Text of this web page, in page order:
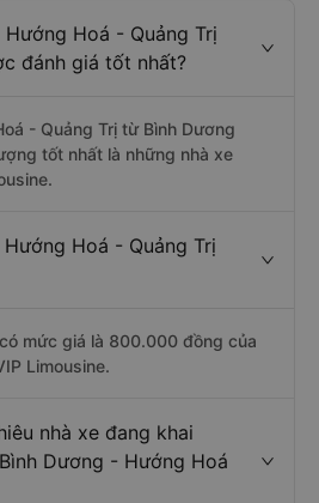
Hoá - Quảng Trị
đánh giá tốt nhất?
- Quảng Trị từ Bình Dương
tốt nhất là những nhà xe
Hoá - Quảng Trị
mức giá là 800.000 đồng của
Limousine.
nhà xe đang khai
Dương - Hướng Hoá